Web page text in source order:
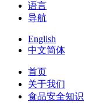
语言
导航
English
中文简体
首页
关于我们
食品安全知识